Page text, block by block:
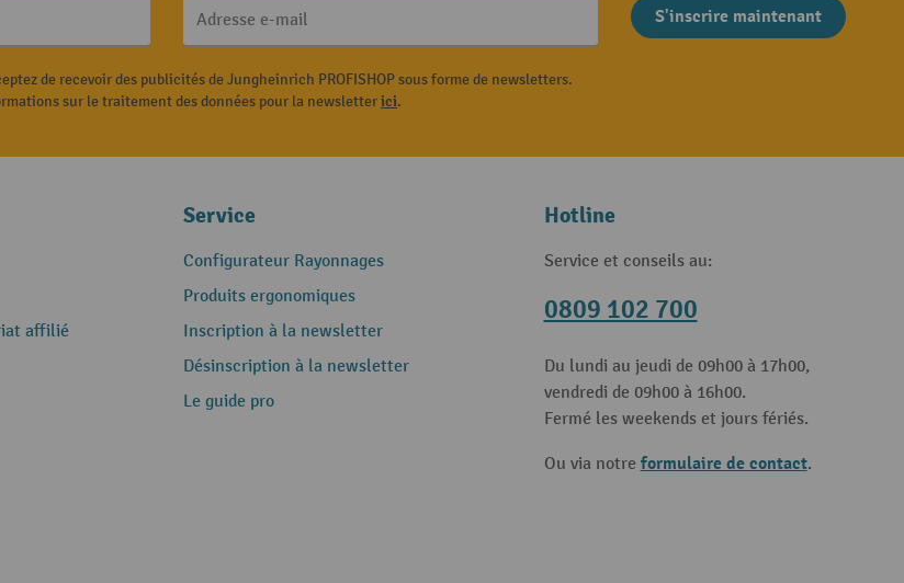
Adresse e-mail S'inscrire maintenant
de recevoir des publicités de Jungheinrich PROFISHOP sous forme de newsletters.
sur le traitement des données pour la newsletterici.
affilié
Service
Configurateur Rayonnages
Produits ergonomiques
Inscription à la newsletter
Désinscription à la newsletter
Le guide pro
Hotline
Service et conseils au:
0809 102 700
Du lundi au jeudi de 09h00 à 17h00,
vendredi de 09h00 à 16h00.
Fermé les weekends et jours fériés.
Ou via notre formulaire de contact.